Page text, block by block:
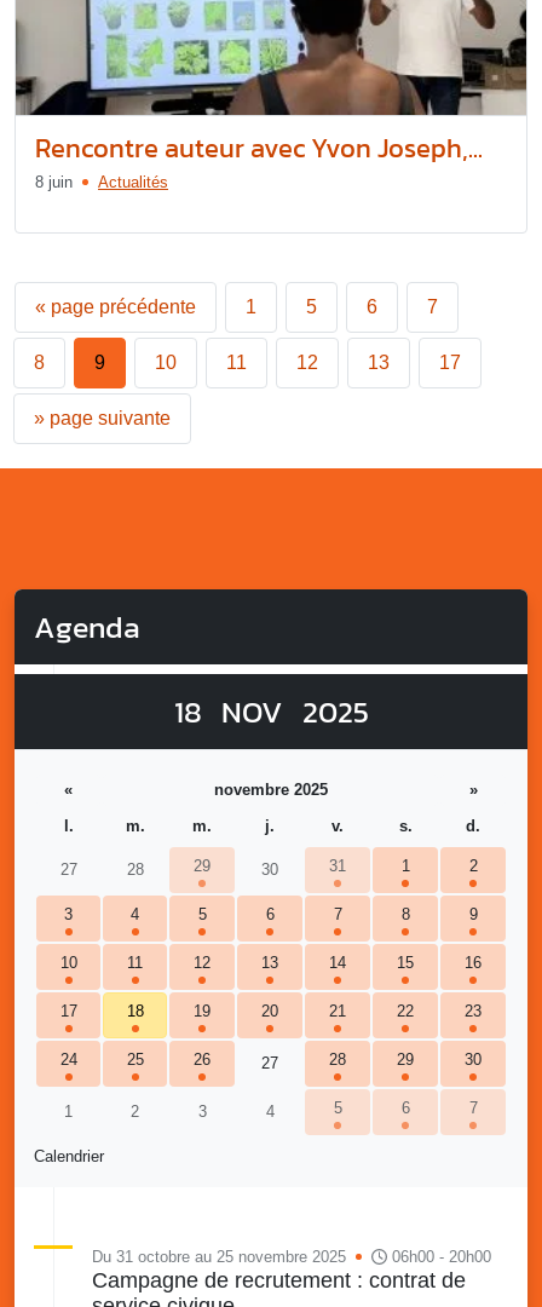
Rencontre auteur avec Yvon Joseph,...
8 juin Actualités
« page précédente 1 5 6 7
8 9 10 11 12 13 17
» page suivante
Agenda
18 NOV 2025
Calendrier
« novembre 2025
»
l.
m. m. j. v. s. d.
27 28 29 30 31 1 2
3 4 5 6 7 8 9
10 11 12 13 14 15 16
17 18 19 20 21 22 23
24 25 26 27 28 29 30
1 2 3 4 5 6 7
Du 31 octobre au 25 novembre 2025 06h00 - 20h00
Campagne de recrutement : contrat de